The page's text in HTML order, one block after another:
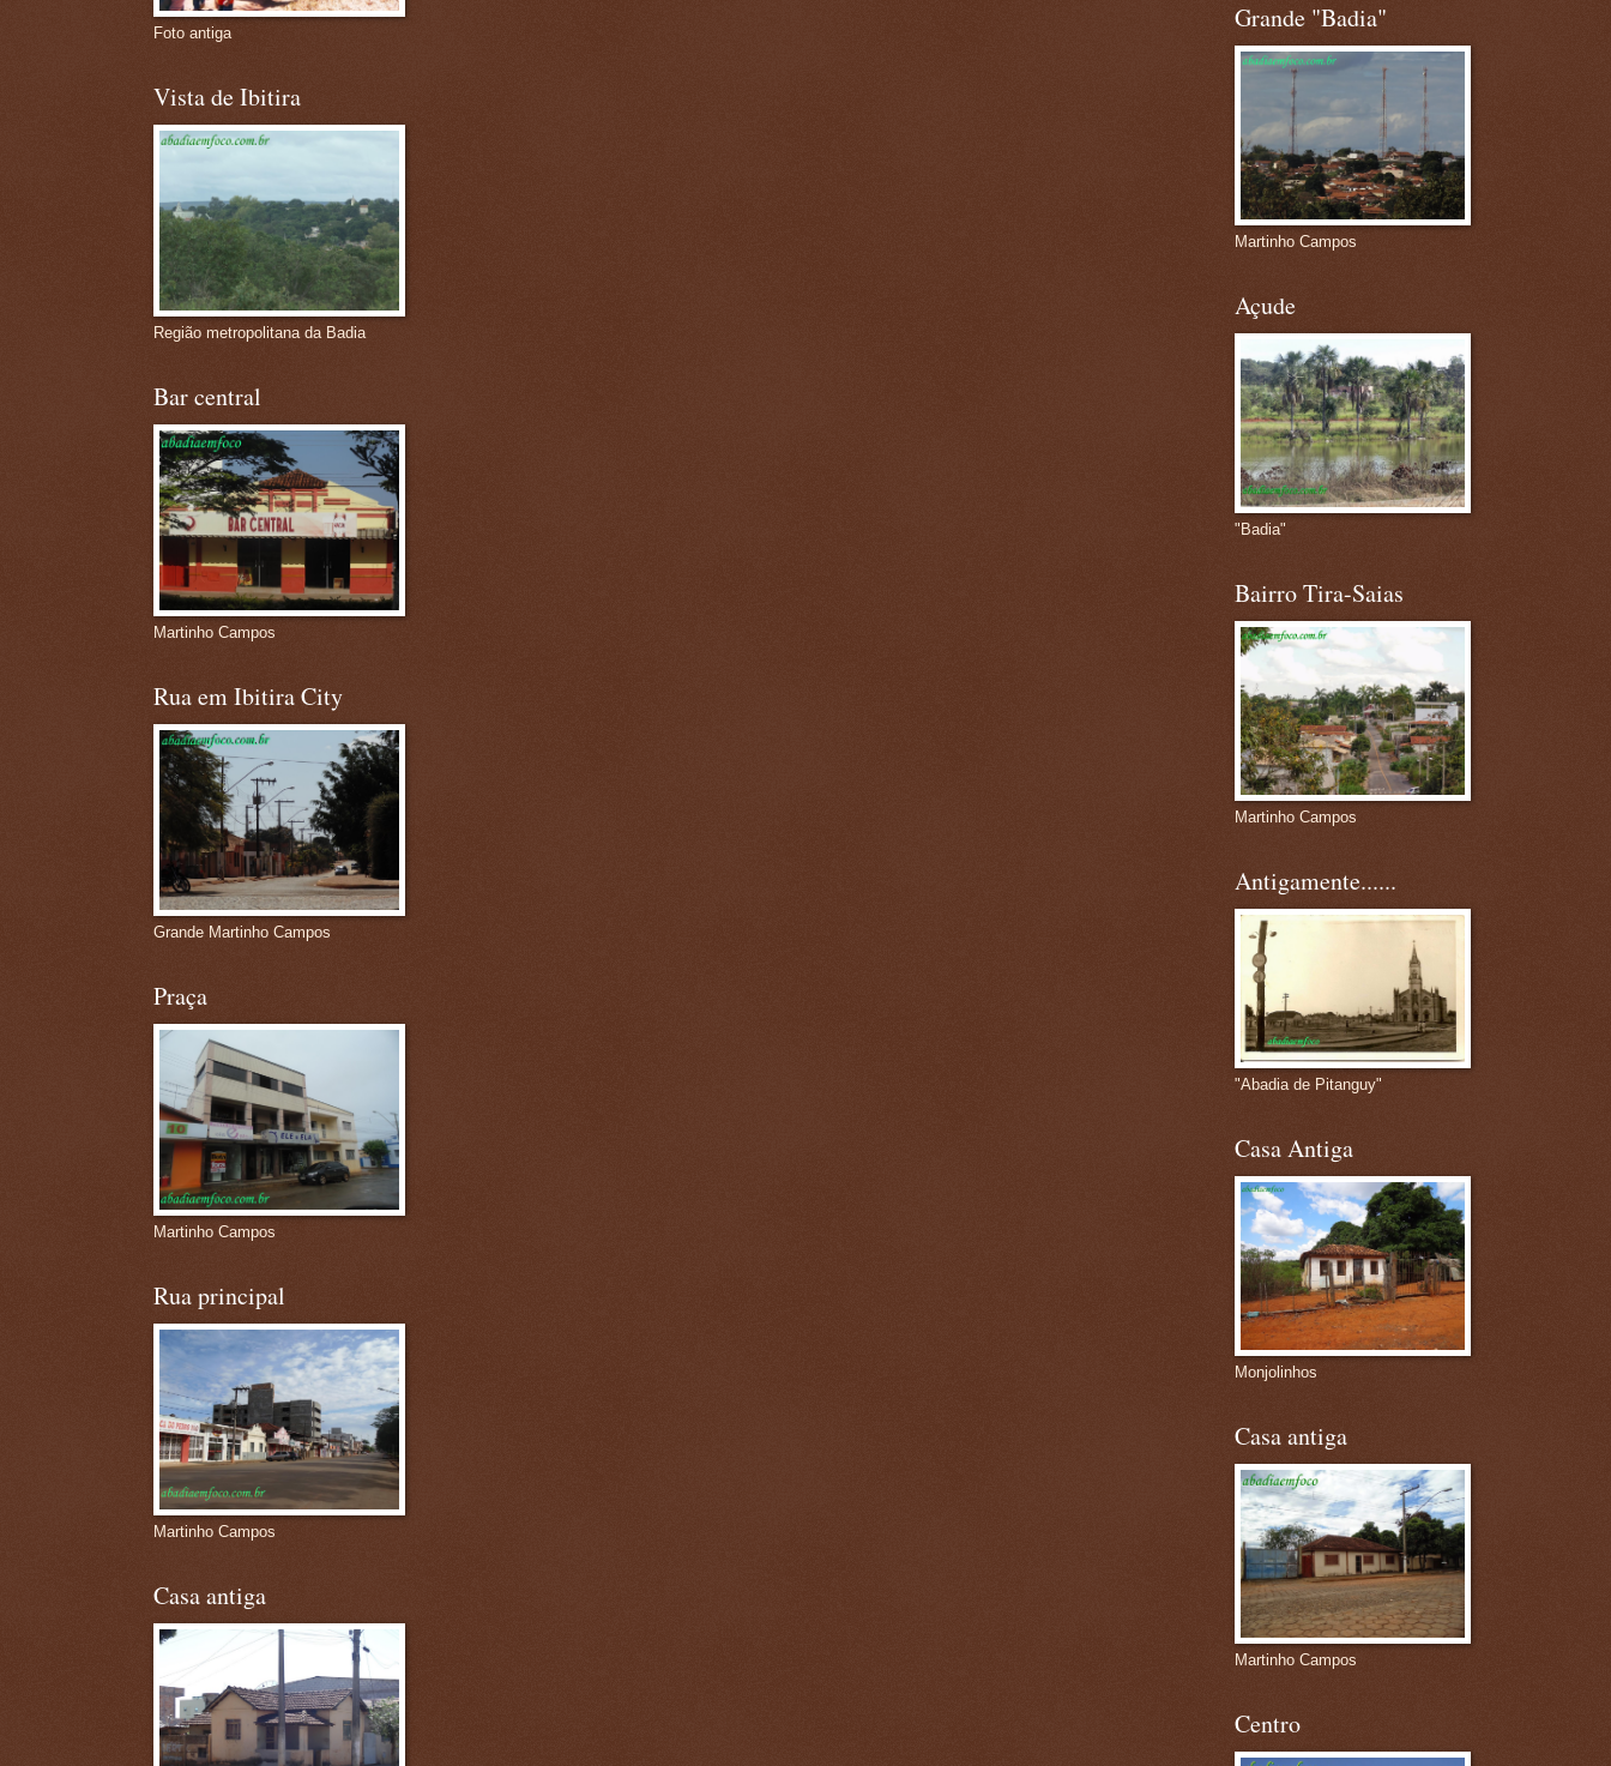
Foto antiga
Vista de Ibitira
Região metropolitana da Badia
Bar central
Martinho Campos
Rua em Ibitira City
Grande Martinho Campos
Praça
Martinho Campos
Rua principal
Martinho Campos
Casa antiga
Grande "Badia"
Martinho Campos
Açude
"Badia"
Bairro Tira-Saias
Martinho Campos
Antigamente......
"Abadia de Pitanguy"
Casa Antiga
Monjolinhos
Casa antiga
Martinho Campos
Centro